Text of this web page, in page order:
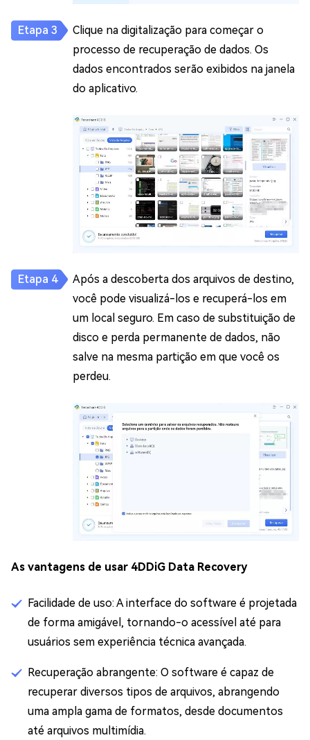
Clique na digitalização para começar o
processo de recuperação de dados. Os
dados encontrados serão exibidos na janela
do aplicativo.
Após a descoberta dos arquivos de destino,
você pode visualizá-los e recuperá-los em
um local seguro. Em caso de substituição de
disco e perda permanente de dados, não
salve na mesma partição em que você os
perdeu.
As vantagens de usar 4DDiG Data Recovery
Facilidade de uso: A interface do software é projetada
de forma amigável, tornando-o acessível até para
usuários sem experiência técnica avançada.
Recuperação abrangente: O software é capaz de
recuperar diversos tipos de arquivos, abrangendo
uma ampla gama de formatos, desde documentos
até arquivos multimídia.